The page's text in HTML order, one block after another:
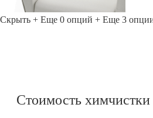
Скрыть + Еще 0 опций + Еще 3
Стоимость химчистки